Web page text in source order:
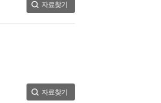
자료찾기
자료찾기